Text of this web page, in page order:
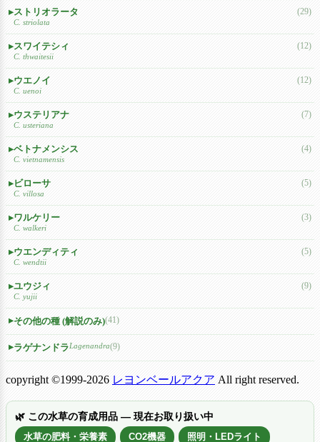
ストリオラータ
C. striolata
(29)
スワイテシィ
C. thwaitesii
(12)
ウエノイ
C. uenoi
(12)
ウステリアナ
C. usteriana
(7)
ベトナメンシス
C. vietnamensis
(4)
ビローサ
C. villosa
(5)
ワルケリー
C. walkeri
(3)
ウエンディティ
C. wendtii
(5)
ユウジィ
C. yujii
(9)
その他の種 (解説のみ)(41)
ラゲナンドラLagenandra(9)
copyright ©1999-2026 レヨンベールアクア All right reserved.
🌿 この水草の育成用品 — 現在お取り扱い中
水草の肥料・栄養素 CO2機器 照明・LEDライト